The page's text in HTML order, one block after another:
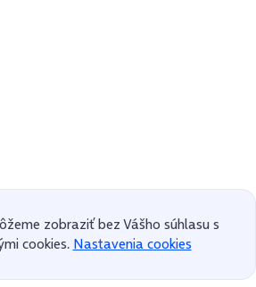
zobraziť bez Vášho súhlasu s
cookies. Nastavenia cookies